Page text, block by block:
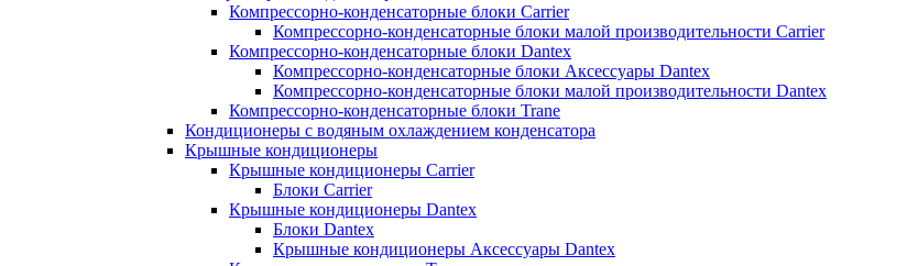
Компрессорно-конденсаторные блоки Carrier
Компрессорно-конденсаторные блоки малой производительности Carrier
Компрессорно-конденсаторные блоки Dantex
Компрессорно-конденсаторные блоки Аксессуары Dantex
Компрессорно-конденсаторные блоки малой производительности Dantex
Компрессорно-конденсаторные блоки Trane
Кондиционеры с водяным охлаждением конденсатора
Крышные кондиционеры
Крышные кондиционеры Carrier
Блоки Carrier
Крышные кондиционеры Dantex
Блоки Dantex
Крышные кондиционеры Аксессуары Dantex